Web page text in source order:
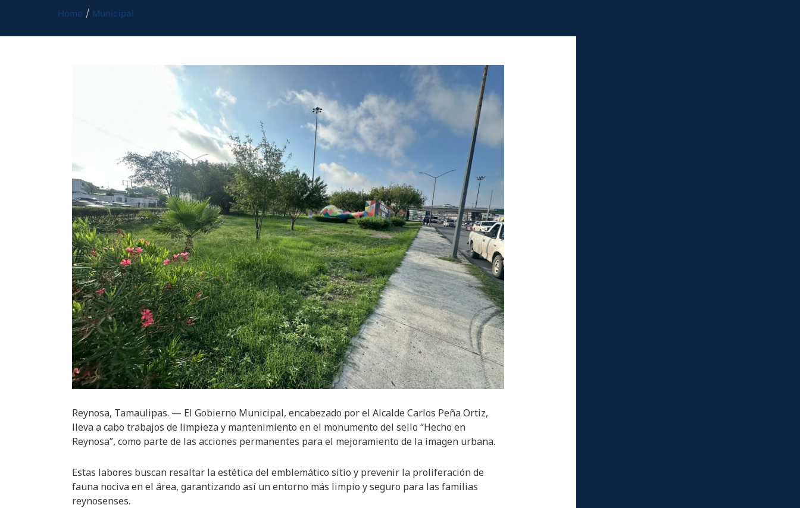
Home Municipal
Reynosa, Tamaulipas. — El Gobierno Municipal, encabezado por el Alcalde Carlos Peña Ortiz,
lleva a cabo trabajos de limpieza y mantenimiento en el monumento del sello “Hecho en
Reynosa”, como parte de las acciones permanentes para el mejoramiento de la imagen urbana.
Estas labores buscan resaltar la estética del emblemático sitio y prevenir la proliferación de
fauna nociva en el área, garantizando así un entorno más limpio y seguro para las familias
reynosenses.